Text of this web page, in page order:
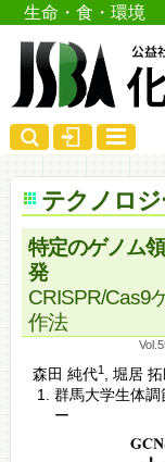
生命・食・環境
テクノロ
特定のゲノム
発
CRISPR/Cas9
作法
森田 純代1, 堀居 拓
群馬大学生体
ー